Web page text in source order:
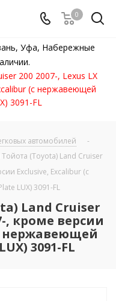
0
Уфа, Набережные
200 2007-, Lexus LX
(с нержавеющей
3091-FL
автомобилей
-
(Toyota) Land Cruiser
Exclusive, Excalibur (с
LUX) 3091-FL
Land Cruiser
, кроме версии
нержавеющей
3091-FL